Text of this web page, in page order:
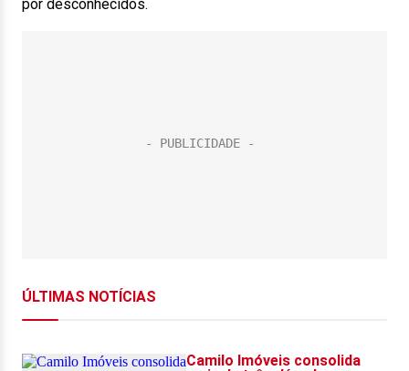
por desconhecidos.